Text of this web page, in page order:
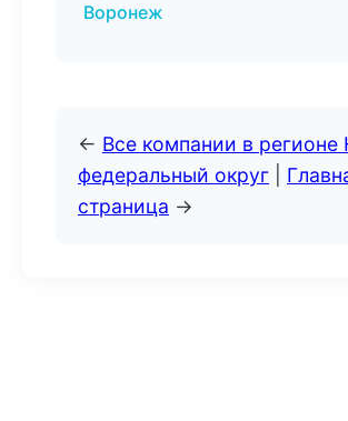
Воронеж
← Все компании в
федеральный округ
страница →